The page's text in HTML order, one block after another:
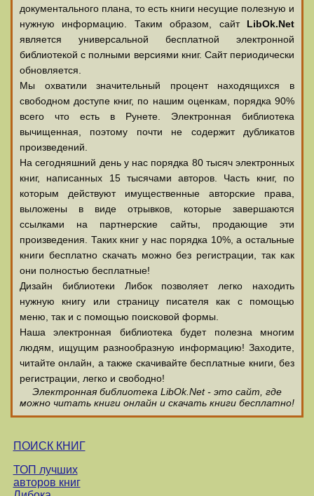
документального плана, то есть книги несущие полезную и
нужную информацию. Таким образом, сайт LibOk.Net
является универсальной бесплатной электронной
библиотекой с полными версиями книг. Сайт периодически
обновляется.
Мы охватили значительный процент находящихся в
свободном доступе книг, по нашим оценкам, порядка 90%
всего что есть в Рунете. Электронная библиотека
вычищенная, поэтому почти не содержит дубликатов
произведений.
На сегодняшний день у нас порядка 80 тысяч электронных
книг, написанных 15 тысячами авторов. Часть книг, по
которым действуют имущественные авторские права,
выложены в виде отрывков, которые завершаются
ссылками на партнерские сайты, продающие эти
произведения. Таких книг у нас порядка 10%, а остальные
книги бесплатно скачать можно без регистрации, так как
они полностью бесплатные!
Дизайн библиотеки Либок позволяет легко находить
нужную книгу или страницу писателя как с помощью
меню, так и с помощью поисковой формы.
Наша электронная библиотека будет полезна многим
людям, ищущим разнообразную информацию! Заходите,
читайте онлайн, а также скачивайте бесплатные книги, без
регистрации, легко и свободно!
Электронная библиотека LibOk.Net - это сайт, где
можно читать книги онлайн и скачать книги бесплатно!
ПОИСК КНИГ
ТОП лучших
авторов книг